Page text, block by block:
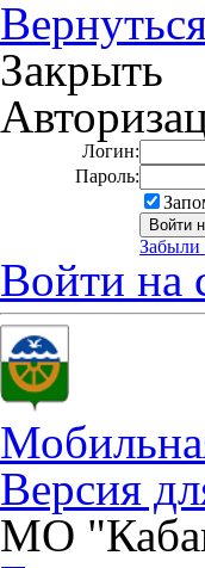
Закрыть
Логин:
Пароль:
Забыли
Войти на
Версия
МО